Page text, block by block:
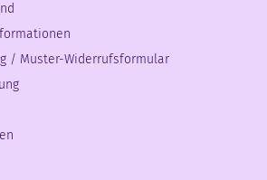
/ Muster-Widerrufsformular